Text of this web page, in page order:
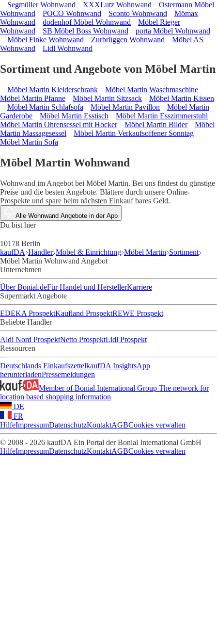
Segmüller Wohnwand XXXLutz Wohnwand
Ostermann Möbel
Wohnwand
POCO Wohnwand Sconto Wohnwand
Mömax
Wohnwand
dodenhof Möbel Wohnwand
Möbel Rieger
Wohnwand
SB Möbel Boss Wohnwand
porta Möbel Wohnwand
Möbel Finke Wohnwand
Zurbrüggen Wohnwand
Möbel AS
Wohnwand
Lidl Wohnwand
Sortiment und Angebote von Möbel Martin
Möbel Martin Kleiderschrank
Möbel Martin Waschmaschine
Möbel Martin Pfanne
Möbel Martin Sitzsack
Möbel Martin Kissen
Möbel Martin Schlafsofa
Möbel Martin Pavillon
Möbel Martin
Garderobe
Möbel Martin Esstisch
Möbel Martin Esszimmerstuhl
Möbel Martin Ohrensessel mit Hocker
Möbel Martin Bilder
Möbel
Martin Massagesessel
Möbel Martin Verkaufsoffener Sonntag
Möbel Martin Sofa
Möbel Martin Wohnwand
Wohnwand im Angebot bei Möbel Martin. Bei uns findest du günstige
Preise und die besten Angebote. Blättere durch unsere Online-
Prospekte und spare beim nächsten Einkauf bares Geld.
Alle Wohnwand Angebote in der App
Du bist hier
10178 Berlin
kaufDA Händler Möbel & Einrichtung Möbel Martin Sortiment
Möbel Martin Wohnwand Angebot
Unternehmen
Über Bonial.deFür Handel und HerstellerKarriere
Supermarkt Angebote
EDEKA ProspektKaufland ProspektREWE Prospekt
Beliebte Händler
Aldi Nord ProspektNetto ProspektLidl Prospekt
Ressourcen
Deutschlands EinkaufszettelkaufDA InsightsApp
herunterladenPressemeldungen
Member of Bonial International Group The network for
location based shopping information
DE
FR
HilfeImpressumDatenschutzKontaktAGBCookies verwalten
© 2008 - 2026 kaufDA Ein Portal der Bonial International GmbH
HilfeImpressumDatenschutzKontaktAGBCookies verwalten